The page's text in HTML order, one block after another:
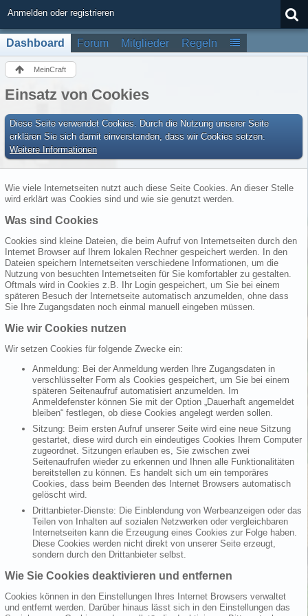
Anmelden oder registrieren
Dashboard Forum Mitglieder Regeln
MeinCraft
Einsatz von Cookies
Diese Seite verwendet Cookies. Durch die Nutzung unserer Seite
erklären Sie sich damit einverstanden, dass wir Cookies setzen.
Weitere Informationen
Wie viele Internetseiten nutzt auch diese Seite Cookies. An dieser Stelle
wird erklärt was Cookies sind und wie sie genutzt werden.
Was sind Cookies
Cookies sind kleine Dateien, die beim Aufruf von Internetseiten durch den
Internet Browser auf Ihrem lokalen Rechner gespeichert werden. In den
Dateien speichern Internetseiten verschiedene Informationen, um die
Nutzung von besuchten Internetseiten für Sie komfortabler zu gestalten.
Oftmals wird in Cookies z.B. Ihr Login gespeichert, um Sie bei einem
späteren Besuch der Internetseite automatisch anzumelden, ohne dass
Sie Ihre Zugangsdaten noch einmal manuell eingeben müssen.
Wie wir Cookies nutzen
Wir setzen Cookies für folgende Zwecke ein:
Anmeldung: Bei der Anmeldung werden Ihre Zugangsdaten in
verschlüsselter Form als Cookies gespeichert, um Sie bei einem
späteren Seitenaufruf automatisiert anzumelden. Im
Anmeldefenster können Sie mit der Option „Dauerhaft angemeldet
bleiben“ festlegen, ob diese Cookies angelegt werden sollen.
Sitzung: Beim ersten Aufruf unserer Seite wird eine neue Sitzung
gestartet, diese wird durch ein eindeutiges Cookies Ihrem Computer
zugeordnet. Sitzungen erlauben es, Sie zwischen zwei
Seitenaufrufen wieder zu erkennen und Ihnen alle Funktionalitäten
bereitstellen zu können. Es handelt sich um ein temporäres
Cookies, dass beim Beenden des Internet Browsers automatisch
gelöscht wird.
Drittanbieter-Dienste: Die Einblendung von Werbeanzeigen oder das
Teilen von Inhalten auf sozialen Netzwerken oder vergleichbaren
Internetseiten kann die Erzeugung eines Cookies zur Folge haben.
Diese Cookies werden nicht direkt von unserer Seite erzeugt,
sondern durch den Drittanbieter selbst.
Wie Sie Cookies deaktivieren und entfernen
Cookies können in den Einstellungen Ihres Internet Browsers verwaltet
und entfernt werden. Darüber hinaus lässt sich in den Einstellungen das